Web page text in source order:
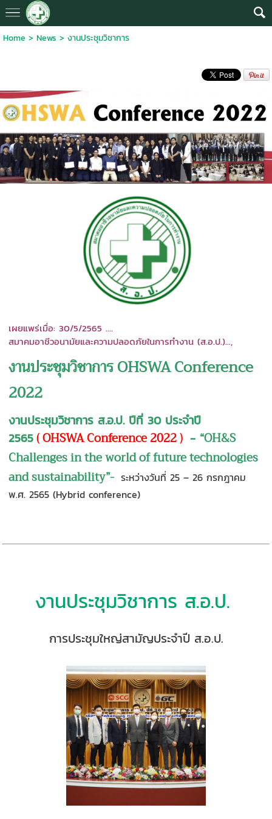
Home > News > งานประชุมวิชาการ
เผยแพร่เมื่อ: 30/5/2565 ....
สมาคมอาชีวอนามัยและความปลอดภัยในการทำงาน (ส.อ.ป.)...,
งานประชุมวิชาการ OHSWA Conference
2022
งานประชุมวิชาการ ส.อ.ป. ปีที่ 30 ประจำปี
2565(OHSWA Conference 2022 ) - “OH&S
Challenges in the world of future technologies
and sustainability”- ระหว่างวันที่ 25 – 26 กรกฎาคม
พ.ศ. 2565 (Hybrid conference)
งานประชุมวิชาการ ส.อ.ป.
การประชุมใหญ่สามัญประจำปี ส.อ.ป.